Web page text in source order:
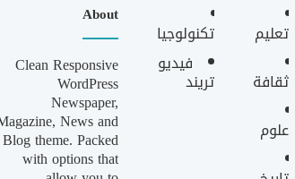
تعليم
ثقافة
علوم
تكنولوجيا
فيديو
تريند
About
Clean Responsive
WordPress
Newspaper,
News and
Blog theme. Packed
with options that